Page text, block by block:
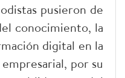
pusieron de
conocimiento, la
digital en la
por su